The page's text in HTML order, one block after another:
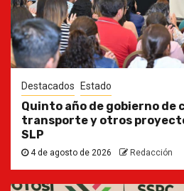
Destacados Estado
Quinto año de gobierno de
transporte y otros
SLP
4 de agosto de 2026 Redacción